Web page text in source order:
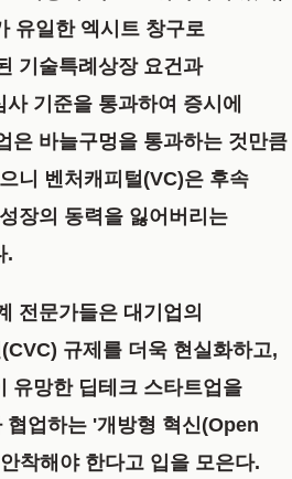
유일한 엑시트 창구로
기술특례상장 요건과
기준을 통과하여 증시에
은 바늘구멍을 통과하는 것만큼
니 벤처캐피털(VC)은 후속
장의 동력을 잃어버리는
.
전문가들은 대기업의
규제를 더욱 현실화하고,
유망한 딥테크 스타트업을
협업하는 '개방형 혁신(Open
착해야 한다고 입을 모은다.